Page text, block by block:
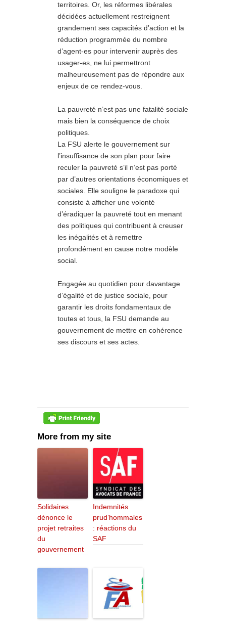
territoires. Or, les réformes libérales
décidées actuellement restreignent
grandement ses capacités d’action et la
réduction programmée du nombre
d’agent-es pour intervenir auprès des
usager-es, ne lui permettront
malheureusement pas de répondre aux
enjeux de ce rendez-vous.
La pauvreté n’est pas une fatalité sociale
mais bien la conséquence de choix
politiques.
La FSU alerte le gouvernement sur
l’insuffisance de son plan pour faire
reculer la pauvreté s’il n’est pas porté
par d’autres orientations économiques et
sociales. Elle souligne le paradoxe qui
consiste à afficher une volonté
d’éradiquer la pauvreté tout en menant
des politiques qui contribuent à creuser
les inégalités et à remettre
profondément en cause notre modèle
social.
Engagée au quotidien pour davantage
d’égalité et de justice sociale, pour
garantir les droits fondamentaux de
toutes et tous, la FSU demande au
gouvernement de mettre en cohérence
ses discours et ses actes.
More from my site
Solidaires
dénonce le
projet retraites
du
gouvernement
Indemnités
prud’hommales
: réactions du
SAF